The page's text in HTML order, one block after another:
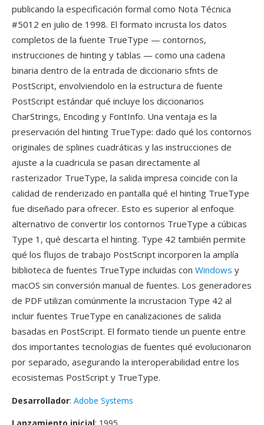
publicando la especificación formal como Nota Técnica
#5012 en julio de 1998. El formato incrusta los datos
completos de la fuente TrueType — contornos,
instrucciones de hinting y tablas — como una cadena
binaria dentro de la entrada de diccionario sfnts de
PostScript, envolviendolo en la estructura de fuente
PostScript estándar qué incluye los diccionarios
CharStrings, Encoding y FontInfo. Una ventaja es la
preservación del hinting TrueType: dado qué los contornos
originales de splines cuadráticas y las instrucciones de
ajuste a la cuadricula se pasan directamente al
rasterizador TrueType, la salida impresa coincide con la
calidad de renderizado en pantalla qué el hinting TrueType
fue diseñado para ofrecer. Esto es superior al enfoque
alternativo de convertir los contornos TrueType a cúbicas
Type 1, qué descarta el hinting. Type 42 también permite
qué los flujos de trabajo PostScript incorporen la amplía
biblioteca de fuentes TrueType incluidas con Windows y
macOS sin conversión manual de fuentes. Los generadores
de PDF utilizan comúnmente la incrustacion Type 42 al
incluir fuentes TrueType en canalizaciones de salida
basadas en PostScript. El formato tiende un puente entre
dos importantes tecnologias de fuentes qué evolucionaron
por separado, asegurando la interoperabilidad entre los
ecosistemas PostScript y TrueType.
Desarrollador: Adobe Systems